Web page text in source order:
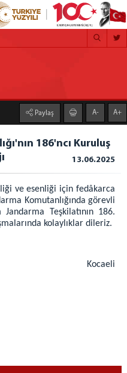
Paylaş A- A+
186'ncı Kuruluş
13.06.2025
ve esenliği için fedâkarca
Komutanlığında görevli
Teşkilatının 186.
kolaylıklar dileriz.